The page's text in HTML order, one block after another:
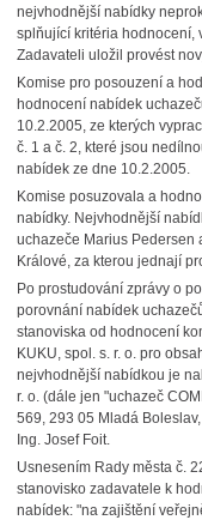
nejvhodnější nabídky
splňující kritéria hodnocení,
Zadavateli uložil provést
Komise pro posouzení a
hodnocení nabídek
10.2.2005, ze kterých
č. 1 a č. 2, které jsou
nabídek ze dne 10.2.2005.
Komise posuzovala a
nabídky. Nejvhodnější
uchazeče Marius Pedersen
Králové, za kterou jednají
Po prostudování zprávy o
porovnání nabídek
stanoviska od hodnocení
KUKU, spol. s. r. o. pro
nejvhodnější nabídkou je
r. o. (dále jen "uchazeč
569, 293 05 Mladá
Ing. Josef Foit.
Usnesením Rady města č.
stanovisko zadavatele k
nabídek: "na zajištění